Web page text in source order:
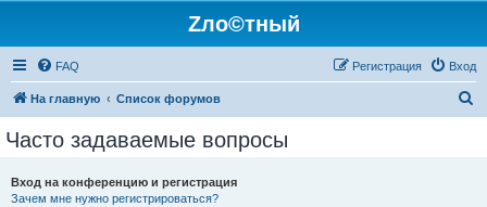
Zло©тный
FAQ Вход
Регистрация
На главную Список форумов
Часто задаваемые вопросы
Вход на конференцию и регистрация
Зачем мне нужно регистрироваться?